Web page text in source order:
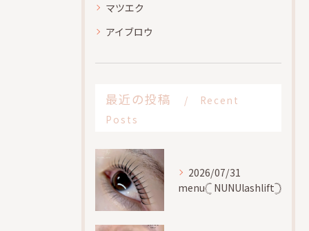
マツエク
アイブロウ
最近の投稿
Recent
Posts
2026/07/31
menu𓊆 NUNUlashlift𓊇